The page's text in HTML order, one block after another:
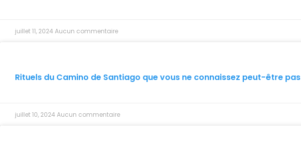
juillet 11, 2024 Aucun commentaire
Rituels du Camino de Santiago que vous ne connaissez peut-être pas
juillet 10, 2024 Aucun commentaire